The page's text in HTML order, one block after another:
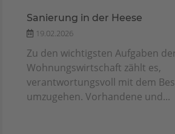
Sanierung in der Heese
19.02.2026
Zu den wichtigsten Aufgaben
Wohnungswirtschaft zählt es,
verantwortungsvoll mit dem
umzugehen. Vorhandene und...